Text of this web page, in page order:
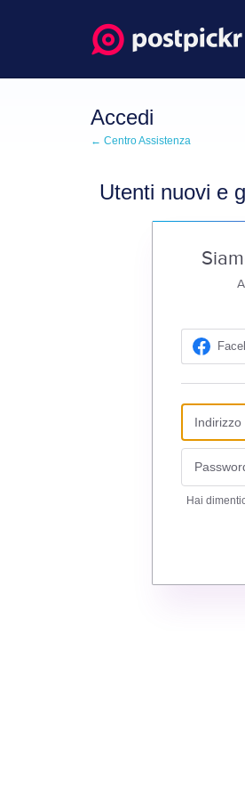
Accedi
← Centro Assistenza
Utenti nuovi e
Hai